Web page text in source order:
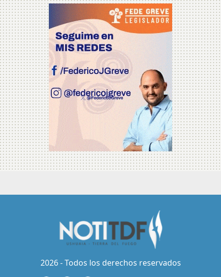
2026 - Todos los derechos reservados